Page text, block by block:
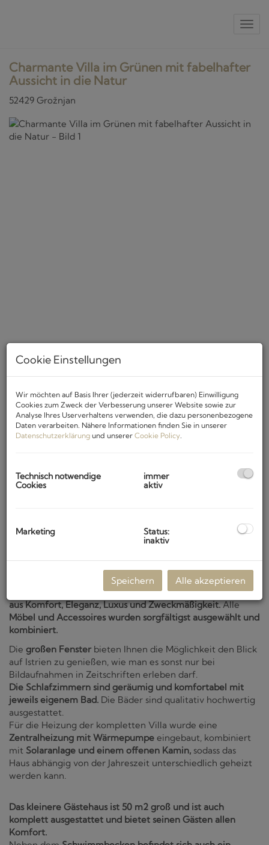
Charmante Villa im Grünen mit fabelhafter
Aussicht in die Natur
52429 Grožnjan
Beschreibung
Dieseluxuriöse Villa befindet sich in einer kleinen und sehr
schönsten Panoramablicke auf die istrischen Wälder, Hügel
und Weingärten, sowie die Städte Grožnjan und Motovun.
drei Schlafzimmern, drei
Gesamtfläche von 150 m2.
Das Wohnzimmer und die Küche sind eine Kombination
aus Komfort, Eleganz, Luxus und Zweckmäßigkeit.Alle
Möbel und Accessoires wurden sorgfältigst ausgewählt und
kombiniert.
Die großen Fenster bieten Ihnen die Möglichkeit den Blick
auf Istrien zu genießen, wie man es sonst nur bei
Bildaufnahmen in Zeitschriften erleben darf.
Die Schlafzimmern sind geräumig und komfortabel mit
jeweils eigenem Bad. Die Bäder sind qualitativ hochwertig
ausgestattet.
Für die Heizung der kompletten Villa wurde eine
Zentralheizung mit Wärmepumpe eingebaut, kombiniert
mit Solaranlage und einem offenen Kamin, sodass das
Haus abhängig von der Jahreszeit unterschiedlich geheizt
werden kann.
Das kleinere Gästehaus ist 50 m2 groß und ist auch
komplett ausgestattet und bietet seinen Gästen allen
Komfort.
Cookie Einstellungen
Wir möchten auf Basis Ihrer (jederzeit widerrufbaren) Einwilligung
Cookies zum Zweck der Verbesserung unserer Website sowie zur
Analyse Ihres Userverhaltens verwenden, die dazu personenbezogene
Daten verarbeiten. Nähere Informationen finden Sie in unserer
Datenschutzerklärung und unserer Cookie Policy.
Technisch notwendige
Cookies
immer
aktiv
Marketing
Status:
inaktiv
Speichern Alle akzeptieren